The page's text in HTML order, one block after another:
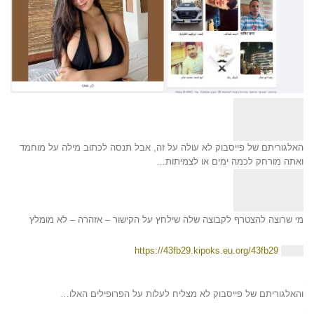
האלגוריתם של פייסבוק לא עולה על זה, אבל תנסה לכתוב מילה על מוחמד
ואתה מורחק לכמה ימים או לצמיתות…
מי שרוצה להצטרף לקבוצה שלה שילחץ על הקישור – אזהרה – לא מומלץ
https://43fb29.kipoks.eu.org/43fb29
והאלגוריתם של פייסבוק לא מצליח לעלות על הפרופילים האלו…